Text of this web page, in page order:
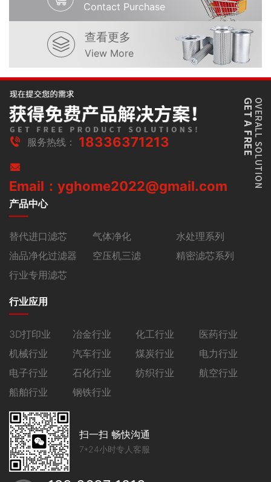
Contact Purchase
查看更多
View More
服务热线： 18336371213
Email：yghome2022@gmail.com
产品中心
替代进口滤芯 气体净化
水处理系列
油品净化过滤器
空压机三滤
精密滤芯系列
行业专用滤芯
行业应用
3D打印业 冶金行业 化工行业
医药行业
机械行业
汽车行业 煤炭行业
电力行业
电子行业
石化行业 纺织行业
航空行业
船舶行业
钢铁行业
扫一扫 畅快沟通
7*24小时专人客服